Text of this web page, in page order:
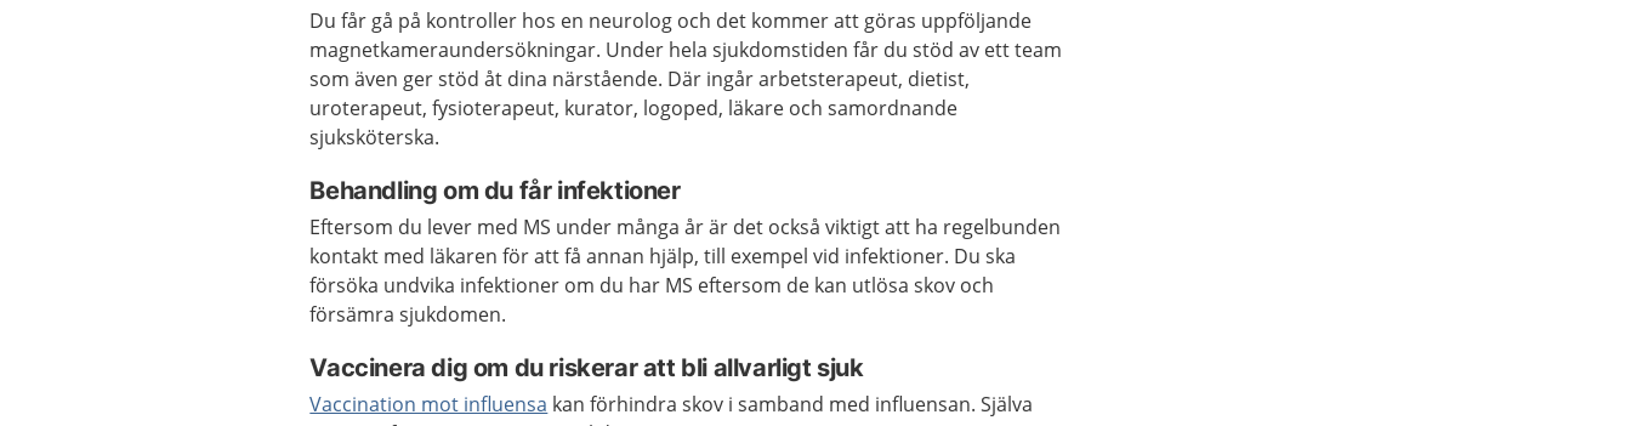
Du får gå på kontroller hos en neurolog och det kommer att göras uppföljande
magnetkameraundersökningar. Under hela sjukdomstiden får du stöd av ett team
som även ger stöd åt dina närstående. Där ingår arbetsterapeut, dietist,
uroterapeut, fysioterapeut, kurator, logoped, läkare och samordnande
sjuksköterska.
Behandling om du får infektioner
Eftersom du lever med MS under många år är det också viktigt att ha regelbunden
kontakt med läkaren för att få annan hjälp, till exempel vid infektioner. Du ska
försöka undvika infektioner om du har MS eftersom de kan utlösa skov och
försämra sjukdomen.
Vaccinera dig om du riskerar att bli allvarligt sjuk
Vaccination mot influensa kan förhindra skov i samband med influensan. Själva